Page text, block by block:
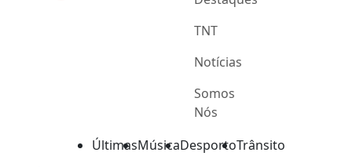
TNT
Notícias
Somos
Nós
ÚltimasMúsicaDesportoTrânsito